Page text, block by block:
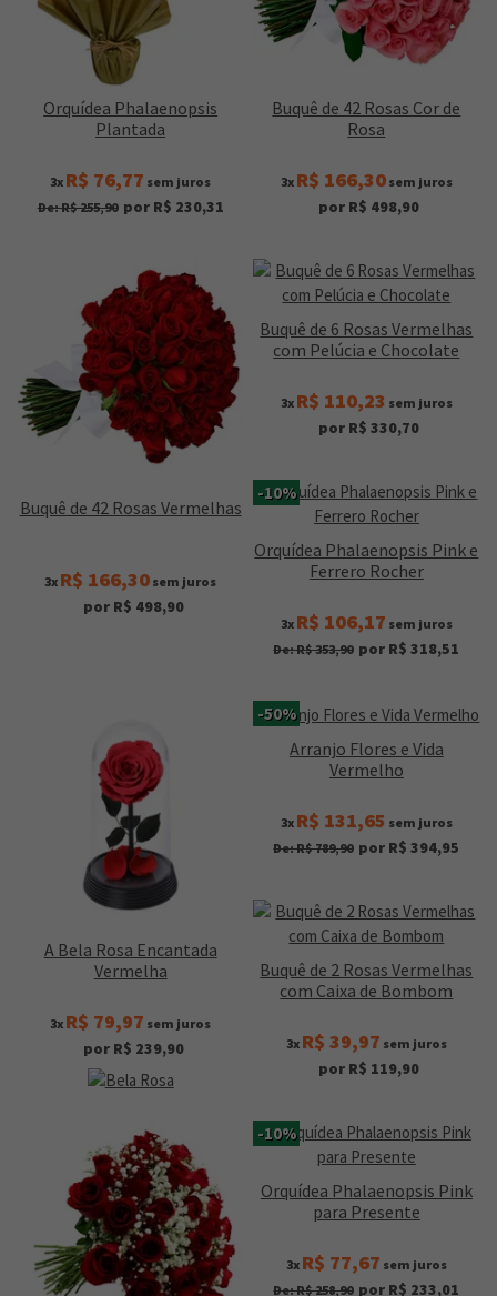
Orquídea Phalaenopsis
Plantada
3x R$ 76,77 sem juros
De: R$ 255,90 por R$ 230,31
Buquê de 42 Rosas Cor de
Rosa
3x R$ 166,30sem juros
por R$ 498,90
Buquê de 42 Rosas Vermelhas
3x R$ 166,30 sem juros
por R$ 498,90
Buquê de 6 Rosas Vermelhas
com Pelúcia e Chocolate
3x R$ 110,23 sem juros
por R$ 330,70
-10%
Orquídea Phalaenopsis Pink e
Ferrero Rocher
3x R$ 106,17 sem juros
De: R$ 353,90 por R$ 318,51
A Bela Rosa Encantada
Vermelha
3x R$ 79,97 sem juros
por R$ 239,90
-50%
Arranjo Flores e Vida
Vermelho
3x R$ 131,65 sem juros
De: R$ 789,90 por R$ 394,95
Buquê de 2 Rosas Vermelhas
com Caixa de Bombom
3x R$ 39,97 sem juros
por R$ 119,90
-10%
Orquídea Phalaenopsis Pink
para Presente
3x R$ 77,67 sem juros
De: R$ 258,90 por R$ 233,01